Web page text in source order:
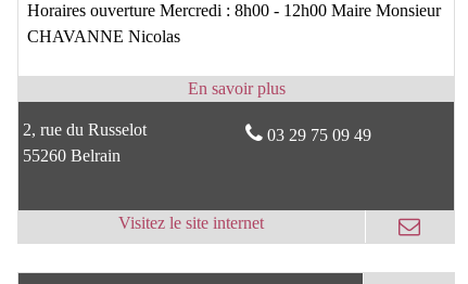
Horaires ouverture Mercredi : 8h00 - 12h00 Maire Monsieur
CHAVANNE Nicolas
2, rue du Russelot
55260 Belrain
03 29 75 09 49